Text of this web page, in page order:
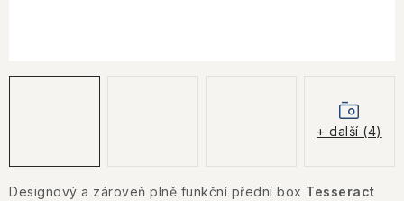
Jak nakupovat
Obchodní podmínky
Designový a zároveň plně funkční přední box Tesseract
+ další (4)